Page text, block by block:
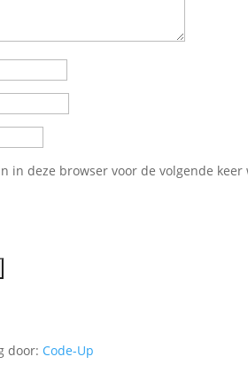
in deze browser voor de volgende
door: Code-Up